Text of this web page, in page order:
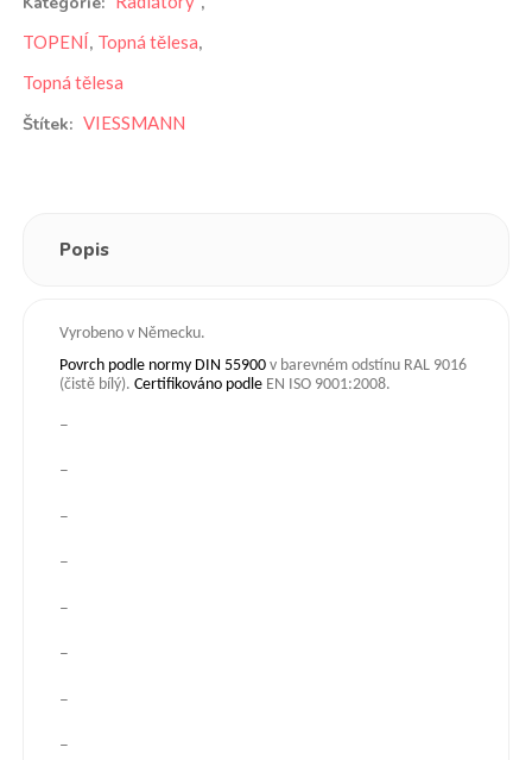
TOPENÍ, Topná tělesa,
Topná tělesa
Štítek: VIESSMANN
Popis
Vyrobeno v Německu.
Povrch podle normy DIN 55900v barevném odstínu RAL 9016
(čistě bílý).Certifikováno podle EN ISO 9001:2008.
–
–
–
–
–
–
–
–